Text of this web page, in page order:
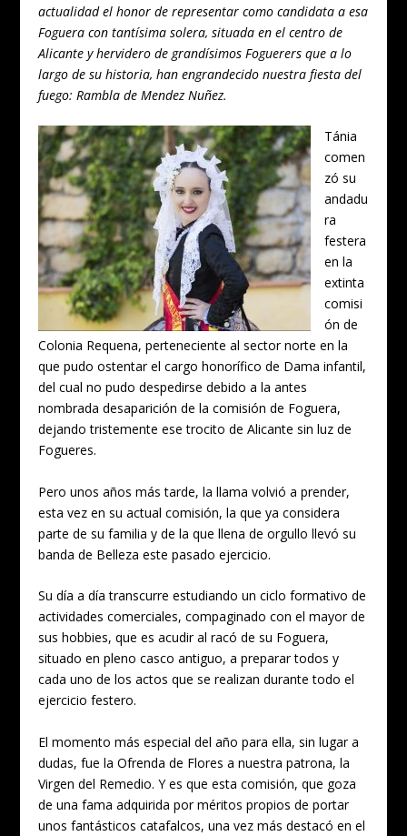
actualidad el honor de representar como candidata a esa
Foguera con tantísima solera, situada en el centro de
Alicante y hervidero de grandísimos Foguerers que a lo
largo de su historia, han engrandecido nuestra fiesta del
fuego: Rambla de Mendez Nuñez.
Tánia
comen
zó su
andadu
ra
festera
en la
extinta
comisi
ón de
Colonia Requena, perteneciente al sector norte en la
que pudo ostentar el cargo honorífico de Dama infantil,
del cual no pudo despedirse debido a la antes
nombrada desaparición de la comisión de Foguera,
dejando tristemente ese trocito de Alicante sin luz de
Fogueres.
Pero unos años más tarde, la llama volvió a prender,
esta vez en su actual comisión, la que ya considera
parte de su familia y de la que llena de orgullo llevó su
banda de Belleza este pasado ejercicio.
Su día a día transcurre estudiando un ciclo formativo de
actividades comerciales, compaginado con el mayor de
sus hobbies, que es acudir al racó de su Foguera,
situado en pleno casco antiguo, a preparar todos y
cada uno de los actos que se realizan durante todo el
ejercicio festero.
El momento más especial del año para ella, sin lugar a
dudas, fue la Ofrenda de Flores a nuestra patrona, la
Virgen del Remedio. Y es que esta comisión, que goza
de una fama adquirida por méritos propios de portar
unos fantásticos catafalcos, una vez más destacó en el